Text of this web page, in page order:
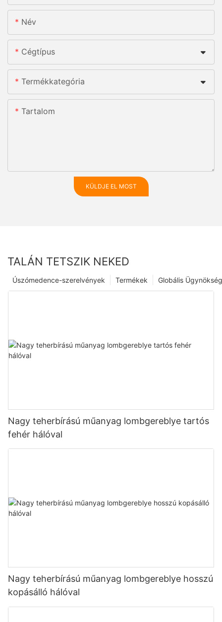
Név
Cégtípus
Termékkategória
Tartalom
KÜLDJE EL MOST
TALÁN TETSZIK NEKED
Globális Ügynökség
Termékek
Úszómedence-szerelvények
Nagy teherbírású műanyag lombgereblye tartós
fehér hálóval
Nagy teherbírású műanyag lombgereblye hosszú
kopásálló hálóval